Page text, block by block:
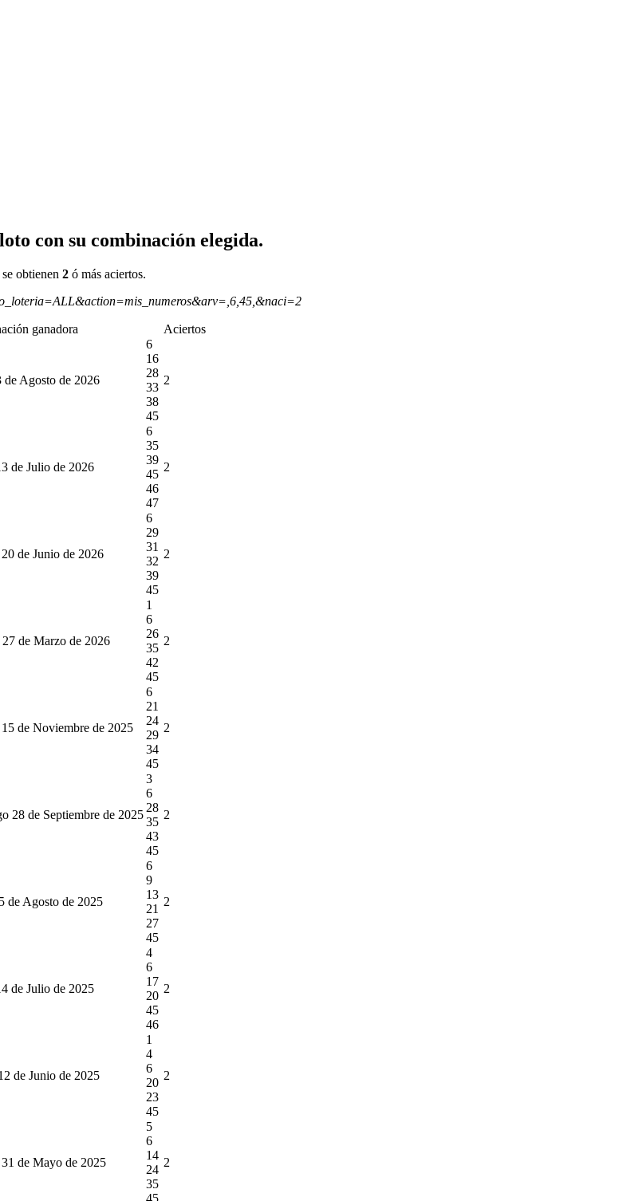
con su combinación elegida.
obtienen 2 ó más aciertos.
ganadora Aciertos
de Agosto de 2026
6
16
28
33
38
45
2
de Julio de 2026
6
35
39
45
46
47
2
20 de Junio de 2026
6
29
31
32
39
45
2
de Marzo de 2026
1
6
26
35
42
45
2
15 de Noviembre de 2025
6
21
24
29
34
45
2
28 de Septiembre de 2025
3
6
28
35
43
45
2
de Agosto de 2025
6
9
13
21
27
45
2
de Julio de 2025
4
6
17
20
45
46
2
de Junio de 2025
1
4
6
20
23
45
2
31 de Mayo de 2025
5
6
14
24
35
45
2